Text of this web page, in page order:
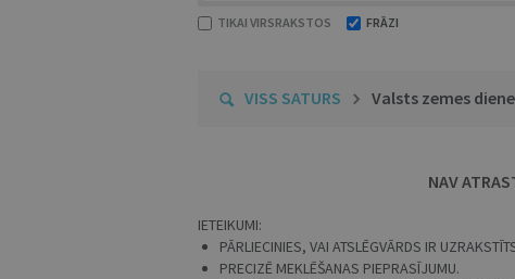
TIKAI VIRSRAKSTOS FRĀZI
VISS SATURS Valsts zemes
NAV
IETEIKUMI:
PĀRLIECINIES, VAI ATSLĒGVĀRDS IR
PRECIZĒ MEKLĒŠANAS PIEPRASĪJUMU.